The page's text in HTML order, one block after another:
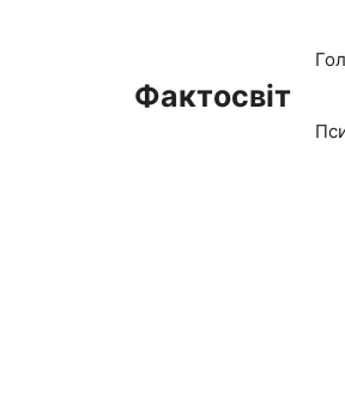
Фактосвіт